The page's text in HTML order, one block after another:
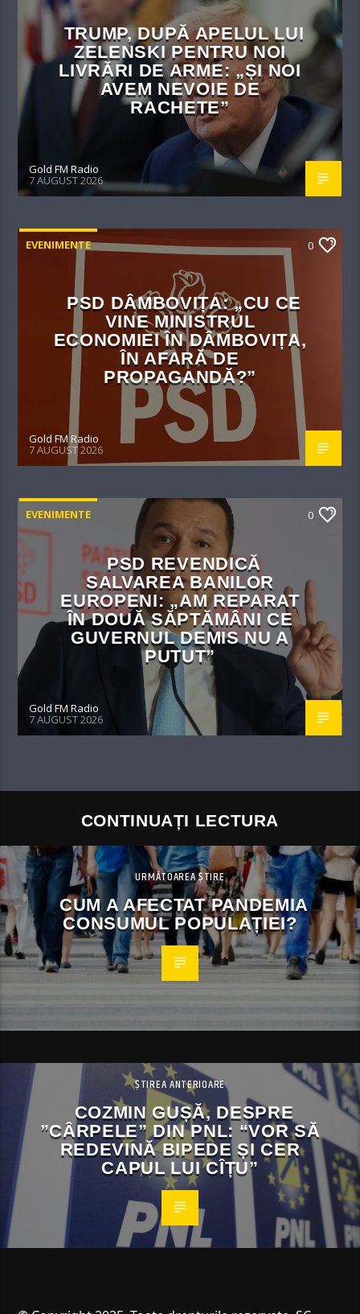
TRUMP, DUPĂ APELUL LUI
ZELENSKI PENTRU NOI
LIVRĂRI DE ARME: „ȘI NOI
AVEM NEVOIE DE
RACHETE”
Gold FM Radio
7 AUGUST 2026
EVENIMENTE 0
PSD DÂMBOVIȚA: „CU CE
VINE MINISTRUL
ECONOMIEI ÎN DÂMBOVIȚA,
ÎN AFARĂ DE
PROPAGANDĂ?”
Gold FM Radio
7 AUGUST 2026
EVENIMENTE 0
PSD REVENDICĂ
SALVAREA BANILOR
EUROPENI: „AM REPARAT
ÎN DOUĂ SĂPTĂMÂNI CE
GUVERNUL DEMIS NU A
PUTUT”
Gold FM Radio
7 AUGUST 2026
CONTINUAȚI LECTURA
URMĂTOAREA ȘTIRE
CUM A AFECTAT PANDEMIA
CONSUMUL POPULAȚIEI?
ȘTIREA ANTERIOARE
COZMIN GUȘĂ, DESPRE
”CÂRPELE” DIN PNL: “VOR SĂ
REDEVINĂ BIPEDE ȘI CER
CAPUL LUI CÎȚU”